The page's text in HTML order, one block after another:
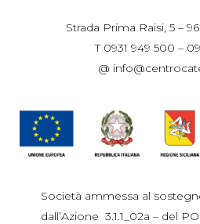
Strada Prima Raisi, 5 –
T 0931 949 500 –
@
Società ammessa al
dall’Azione 3.1.1_02a – del